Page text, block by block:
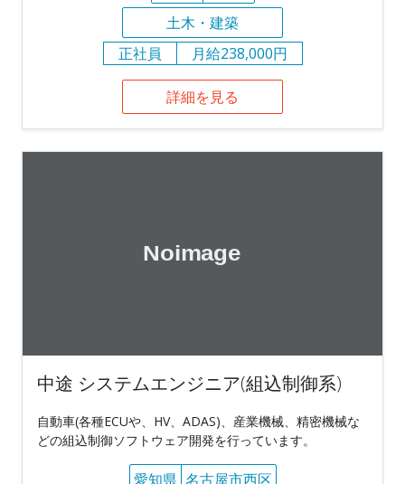
土木・建築
正社員
月給238,000円
詳細を見る
中途 システムエンジニア(組込制御系)
自動車(各種ECUや、HV、ADAS)、産業機械、精密機械な
どの組込制御ソフトウェア開発を行っています。
愛知県 名古屋市西区